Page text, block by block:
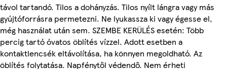
távol tartandó. Tilos a dohányzás. Tilos nyílt lángra vagy más
gyújtóforrásra permetezni. Ne lyukassza ki vagy égesse el,
még használat után sem. SZEMBE KERÜLÉS esetén: Több
percig tartó óvatos öblítés vízzel. Adott esetben a
kontaktlencsék eltávolítása, ha könnyen megoldható. Az
öblítés folytatása. Napfénytől védendő. Nem érheti